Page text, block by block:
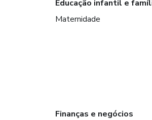
Educação infantil e
Maternidade
Finanças e negócios